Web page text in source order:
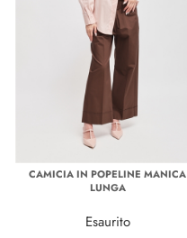
CAMICIA IN POPELINE MANICA
LUNGA
Esaurito